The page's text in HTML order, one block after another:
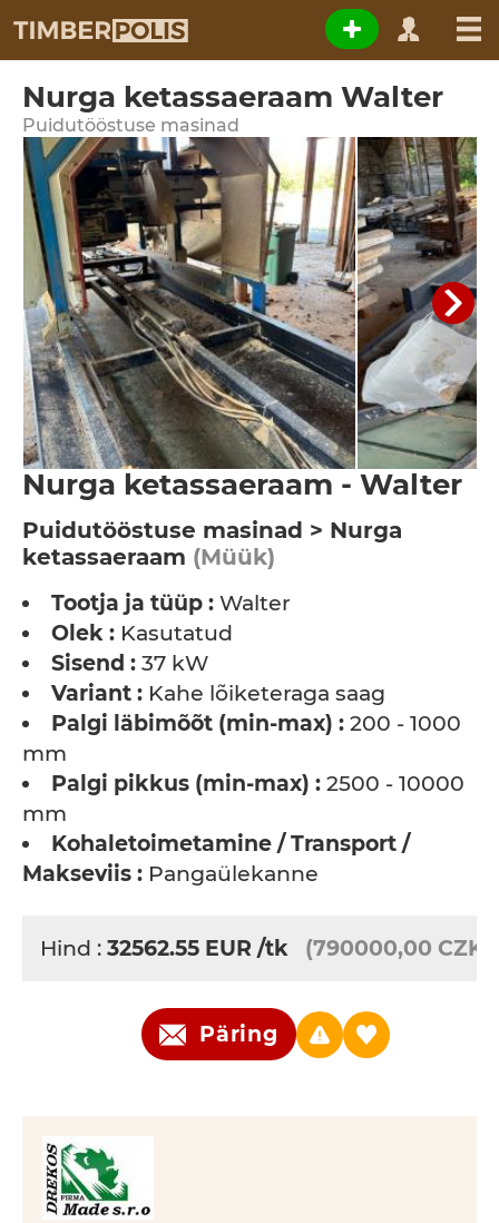
Nurga ketassaeraam Walter
Puidutööstuse masinad
Nurga ketassaeraam - Walter
Puidutööstuse masinad > Nurga
ketassaeraam (Müük)
Tootja ja tüüp : Walter
Olek : Kasutatud
Sisend : 37 kW
Variant : Kahe lõiketeraga saag
Palgi läbimõõt (min-max) : 200 - 1000
mm
Palgi pikkus (min-max) : 2500 - 10000
mm
Kohaletoimetamine / Transport /
Makseviis : Pangaülekanne
Hind : 32562.55 EUR /tk (790000,00 CZK)
Päring